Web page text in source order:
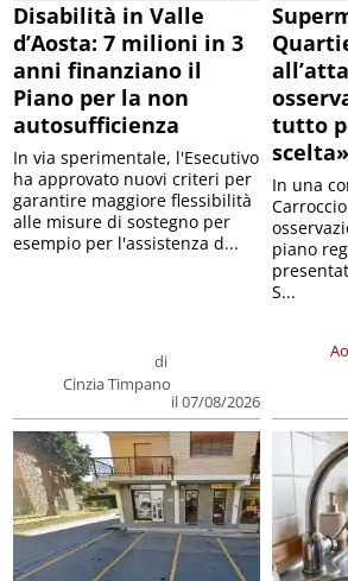
Disabilità in Valle
d’Aosta: 7 milioni in 3
anni finanziano il
Piano per la non
autosufficienza
di
Cinzia Timpano
il 07/08/2026
In via sperimentale, l'Esecutivo
ha approvato nuovi criteri per
garantire maggiore flessibilità
alle misure di sostegno per
esempio per l'assistenza d...
tutto
scelta»
In una
piano
S...